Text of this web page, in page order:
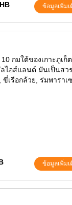
ข้อมูลเพิ่มเ
กมใต้ของเกาะภูเก็ต
ไอส์แลนด์ มันเป็นสว
เรือกล้วย, ร่มพาราเ
ข้อมูลเพิ่มเ